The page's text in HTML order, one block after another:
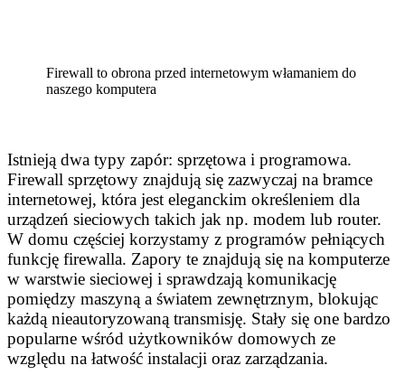
Firewall to obrona przed internetowym włamaniem do
naszego komputera
Istnieją dwa typy zapór: sprzętowa i programowa.
Firewall sprzętowy znajdują się zazwyczaj na bramce
internetowej, która jest eleganckim określeniem dla
urządzeń sieciowych takich jak np. modem lub router.
W domu częściej korzystamy z programów pełniących
funkcję firewalla. Zapory te znajdują się na komputerze
w warstwie sieciowej i sprawdzają komunikację
pomiędzy maszyną a światem zewnętrznym, blokując
każdą nieautoryzowaną transmisję. Stały się one bardzo
popularne wśród użytkowników domowych ze
względu na łatwość instalacji oraz zarządzania.